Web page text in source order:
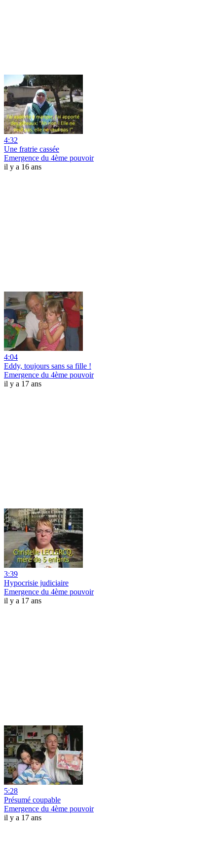
4:32
Une fratrie cassée
Emergence du 4ème pouvoir
il y a 16 ans
4:04
Eddy, toujours sans sa fille !
Emergence du 4ème pouvoir
il y a 17 ans
3:39
Hypocrisie judiciaire
Emergence du 4ème pouvoir
il y a 17 ans
5:28
Présumé coupable
Emergence du 4ème pouvoir
il y a 17 ans